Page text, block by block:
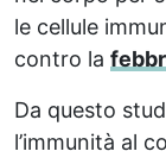
le cellule
contro la
Da questo
l’immunità al